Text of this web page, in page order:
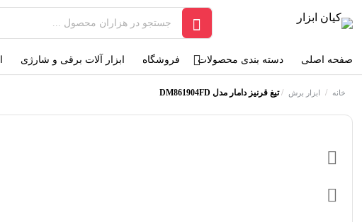
صفحه اصلی دسته بندی محصولات فروشگاه ابزار آلات برقی و شارژی
خانه / ابزار برش /تیغ قرنیز دامار مدل DM861904FD